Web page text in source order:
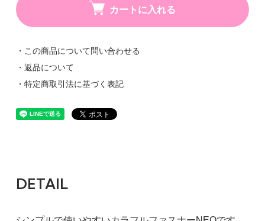
カートに入れる
・この商品について問い合わせる
・返品について
・特定商取引法に基づく表記
DETAIL